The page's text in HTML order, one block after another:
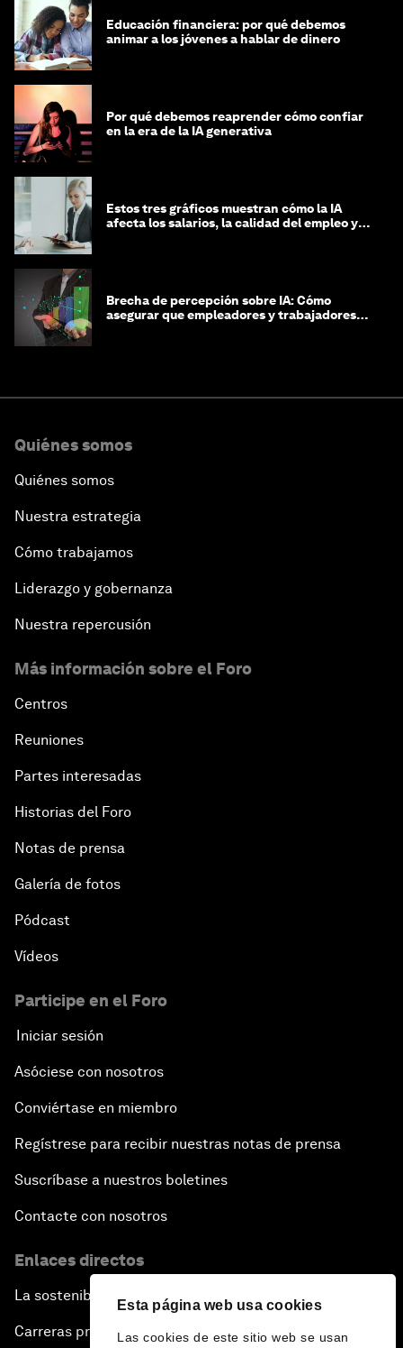
Esta página web usa cookies
Las cookies de este sitio web se usan
Educación financiera: por qué debemos
animar a los jóvenes a hablar de dinero
Por qué debemos reaprender cómo confiar
en la era de la IA generativa
Estos tres gráficos muestran cómo la IA
afecta los salarios, la calidad del empleo y
Brecha de percepción sobre IA: Cómo
asegurar que empleadores y trabajadores
Quiénes somos
Quiénes somos
Nuestra estrategia
Cómo trabajamos
Liderazgo y gobernanza
Nuestra repercusión
Más información sobre el Foro
Centros
Reuniones
Partes interesadas
Historias del Foro
Notas de prensa
Galería de fotos
Pódcast
Vídeos
Participe en el Foro
Iniciar sesión
Asóciese con nosotros
Conviértase en miembro
Regístrese para recibir nuestras notas de prensa
Suscríbase a nuestros boletines
Contacte con nosotros
Enlaces directos
La sostenibilidad en el Foro
Carreras profesionales